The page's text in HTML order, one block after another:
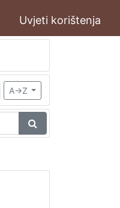
Uvjeti korištenja
A->Z